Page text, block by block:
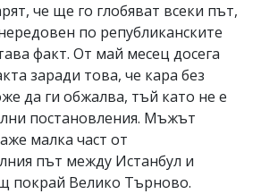
че ще го глобяват всеки път,
по републиканските
факт. От май месец досега
заради това, че кара без
да ги обжалва, тъй като не е
постановления. Мъжът
малка част от
път между Истанбул и
покрай Велико Търново.